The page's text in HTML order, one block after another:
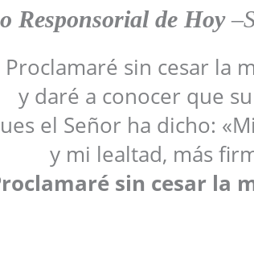
Responsorial de Hoy–
Proclamaré sin cesar la
y daré a conocer que
el Señor ha dicho:
y mi lealtad, más
sin cesar la